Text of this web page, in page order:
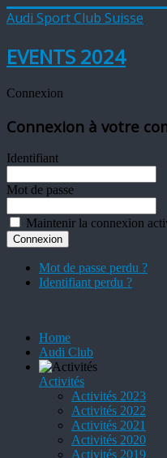
Audi Sport Club Suisse
EVENTS 2024
Connexion
Connexion à votre
Identifiant
Mot de passe
Maintenir la connexion
Mot de passe perdu ?
Identifiant perdu ?
Home
Audi Club
Activités
Activités 2023
Activités 2022
Activités 2021
Activités 2020
Activités 2019